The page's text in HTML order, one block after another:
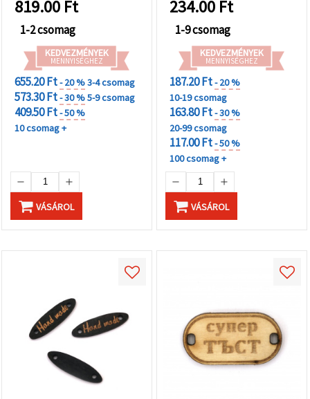
gombra
Fogadja
el
mindet
Beállítások
819.00 Ft
1-2 csomag
KEDVEZMÉNYEK
MENNYISÉGHEZ
655.20 Ft- 20 %3-4 csomag
573.30 Ft- 30 %5-9 csomag
409.50 Ft- 50 %
10 csomag +
VÁSÁROL
234.00 Ft
1-9 csomag
KEDVEZMÉNYEK
MENNYISÉGHEZ
187.20 Ft- 20 %
10-19 csomag
163.80 Ft- 30 %
20-99 csomag
117.00 Ft- 50 %
100 csomag +
VÁSÁROL